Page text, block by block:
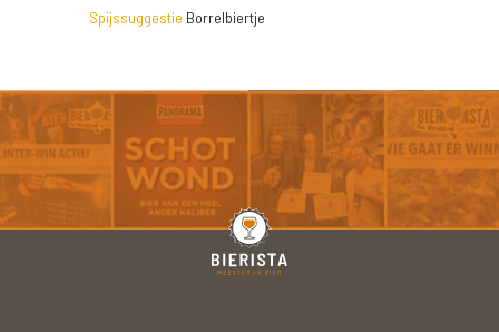
Spijssuggestie Borrelbiertje